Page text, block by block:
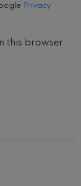
Privacy
this browser